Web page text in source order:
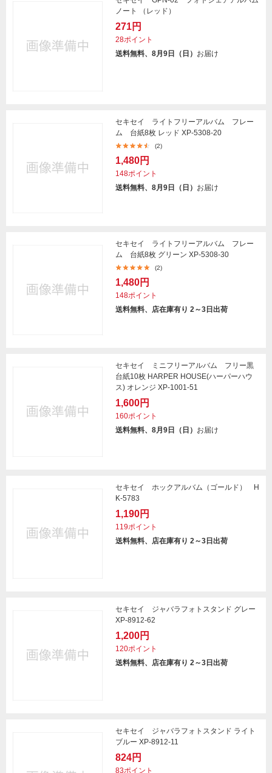
ノート （レッド）
271円
28ポイント
送料無料、8月9日（日） お届け
セキセイ ライトフリーアルバム フレー
ム 台紙8枚 レッド XP-5308-20
(2)
1,480円
148ポイント
送料無料、8月9日（日） お届け
セキセイ ライトフリーアルバム フレー
ム 台紙8枚 グリーン XP-5308-30
(2)
1,480円
148ポイント
送料無料、店在庫有り 2～3日出荷
セキセイ ミニフリーアルバム フリー黒
台紙10枚 HARPER HOUSE(ハーパーハウ
ス) オレンジ XP-1001-51
1,600円
160ポイント
送料無料、8月9日（日） お届け
セキセイ ホックアルバム（ゴールド） H
K-5783
1,190円
119ポイント
送料無料、店在庫有り 2～3日出荷
セキセイ ジャバラフォトスタンド グレー
XP-8912-62
1,200円
120ポイント
送料無料、店在庫有り 2～3日出荷
セキセイ ジャバラフォトスタンド ライト
ブルー XP-8912-11
824円
83ポイント